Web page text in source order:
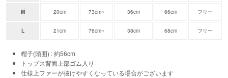
M 20cm 73cm~ 36cm 66cm フリー
L 21cm 76cm~ 38cm 68cm フリー
帽子(頭囲) : 約56cm
トップス背面上部ゴム入り
仕様上ファーが抜けやすくなっている場合がございます